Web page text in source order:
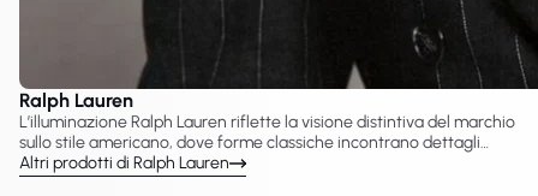
Ralph Lauren
L’illuminazione Ralph Lauren riflette la visione distintiva del marchio
sullo stile americano, dove forme classiche incontrano dettagli
decorativi raffinati. VC Gallery presenta lampade Ralph Lauren
create con Visual Comfort & Co., tra cui lampadari, sospensioni,
Altri prodotti di Ralph Lauren